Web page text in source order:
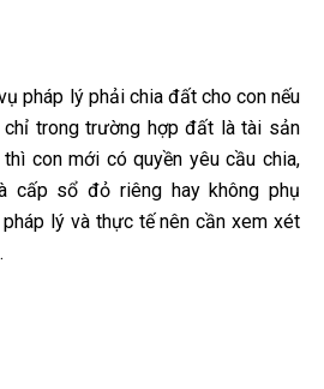
pháp lý phải chia đất cho con nếu
trong trường hợp đất là tài sản
con mới có quyền yêu cầu chia,
cấp sổ đỏ riêng hay không phụ
lý và thực tế nên cần xem xét